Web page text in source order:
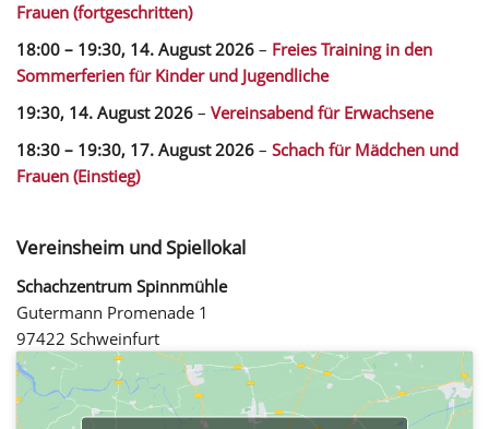
Frauen (fortgeschritten)
18:00 – 19:30, 14. August 2026 – Freies Training in den
Sommerferien für Kinder und Jugendliche
19:30, 14. August 2026 – Vereinsabend für Erwachsene
18:30 – 19:30, 17. August 2026 – Schach für Mädchen und
Frauen (Einstieg)
Vereinsheim und Spiellokal
Schachzentrum Spinnmühle
Gutermann Promenade 1
97422 Schweinfurt